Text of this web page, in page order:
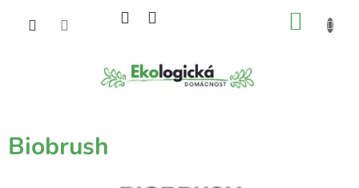
Biobrush